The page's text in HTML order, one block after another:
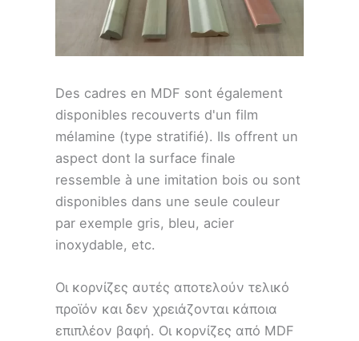
Des cadres en MDF sont également
disponibles recouverts d'un film
mélamine (type stratifié). Ils offrent un
aspect dont la surface finale
ressemble à une imitation bois ou sont
disponibles dans une seule couleur
par exemple gris, bleu, acier
inoxydable, etc.
Οι κορνίζες αυτές αποτελούν τελικό
προϊόν και δεν χρειάζονται κάποια
επιπλέον βαφή. Οι κορνίζες από MDF